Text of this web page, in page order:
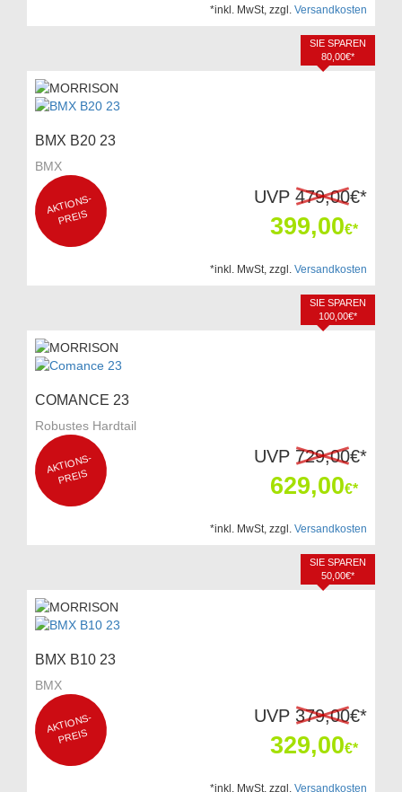
*inkl. MwSt, zzgl. Versandkosten
BMX B20 23
BMX
AKTI
O
NS-
P
REIS
UVP 479,00€*
399,00€*
SIE SPAREN
80,00€*
*inkl. MwSt, zzgl. Versandkosten
COMANCE 23
Robustes Hardtail
AKTI
O
NS-
P
REIS
UVP 729,00€*
629,00€*
SIE SPAREN
100,00€*
*inkl. MwSt, zzgl. Versandkosten
BMX B10 23
BMX
AKTI
O
NS-
P
REIS
UVP 379,00€*
329,00€*
SIE SPAREN
50,00€*
*inkl. MwSt, zzgl. Versandkosten